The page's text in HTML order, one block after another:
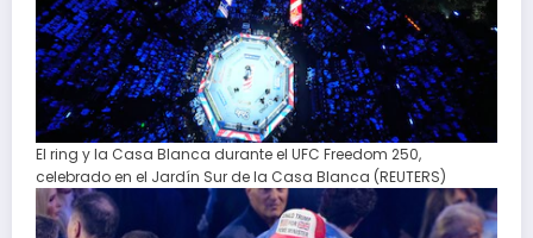
El ring y la Casa Blanca durante el UFC Freedom 250,
celebrado en el Jardín Sur de la Casa Blanca (REUTERS)